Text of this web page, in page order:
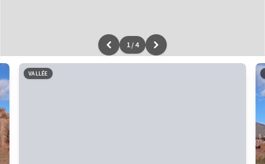
Leaflet|données ©OpenStreetMap/ODbL - renduOSM France
1 / 4
VALLÉE